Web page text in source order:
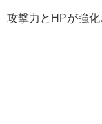
攻撃力とHPが強化